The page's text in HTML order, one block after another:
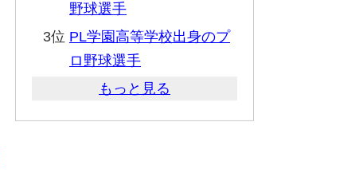
野球選手
3位 PL学園高等学校出身のプ
ロ野球選手
もっと見る